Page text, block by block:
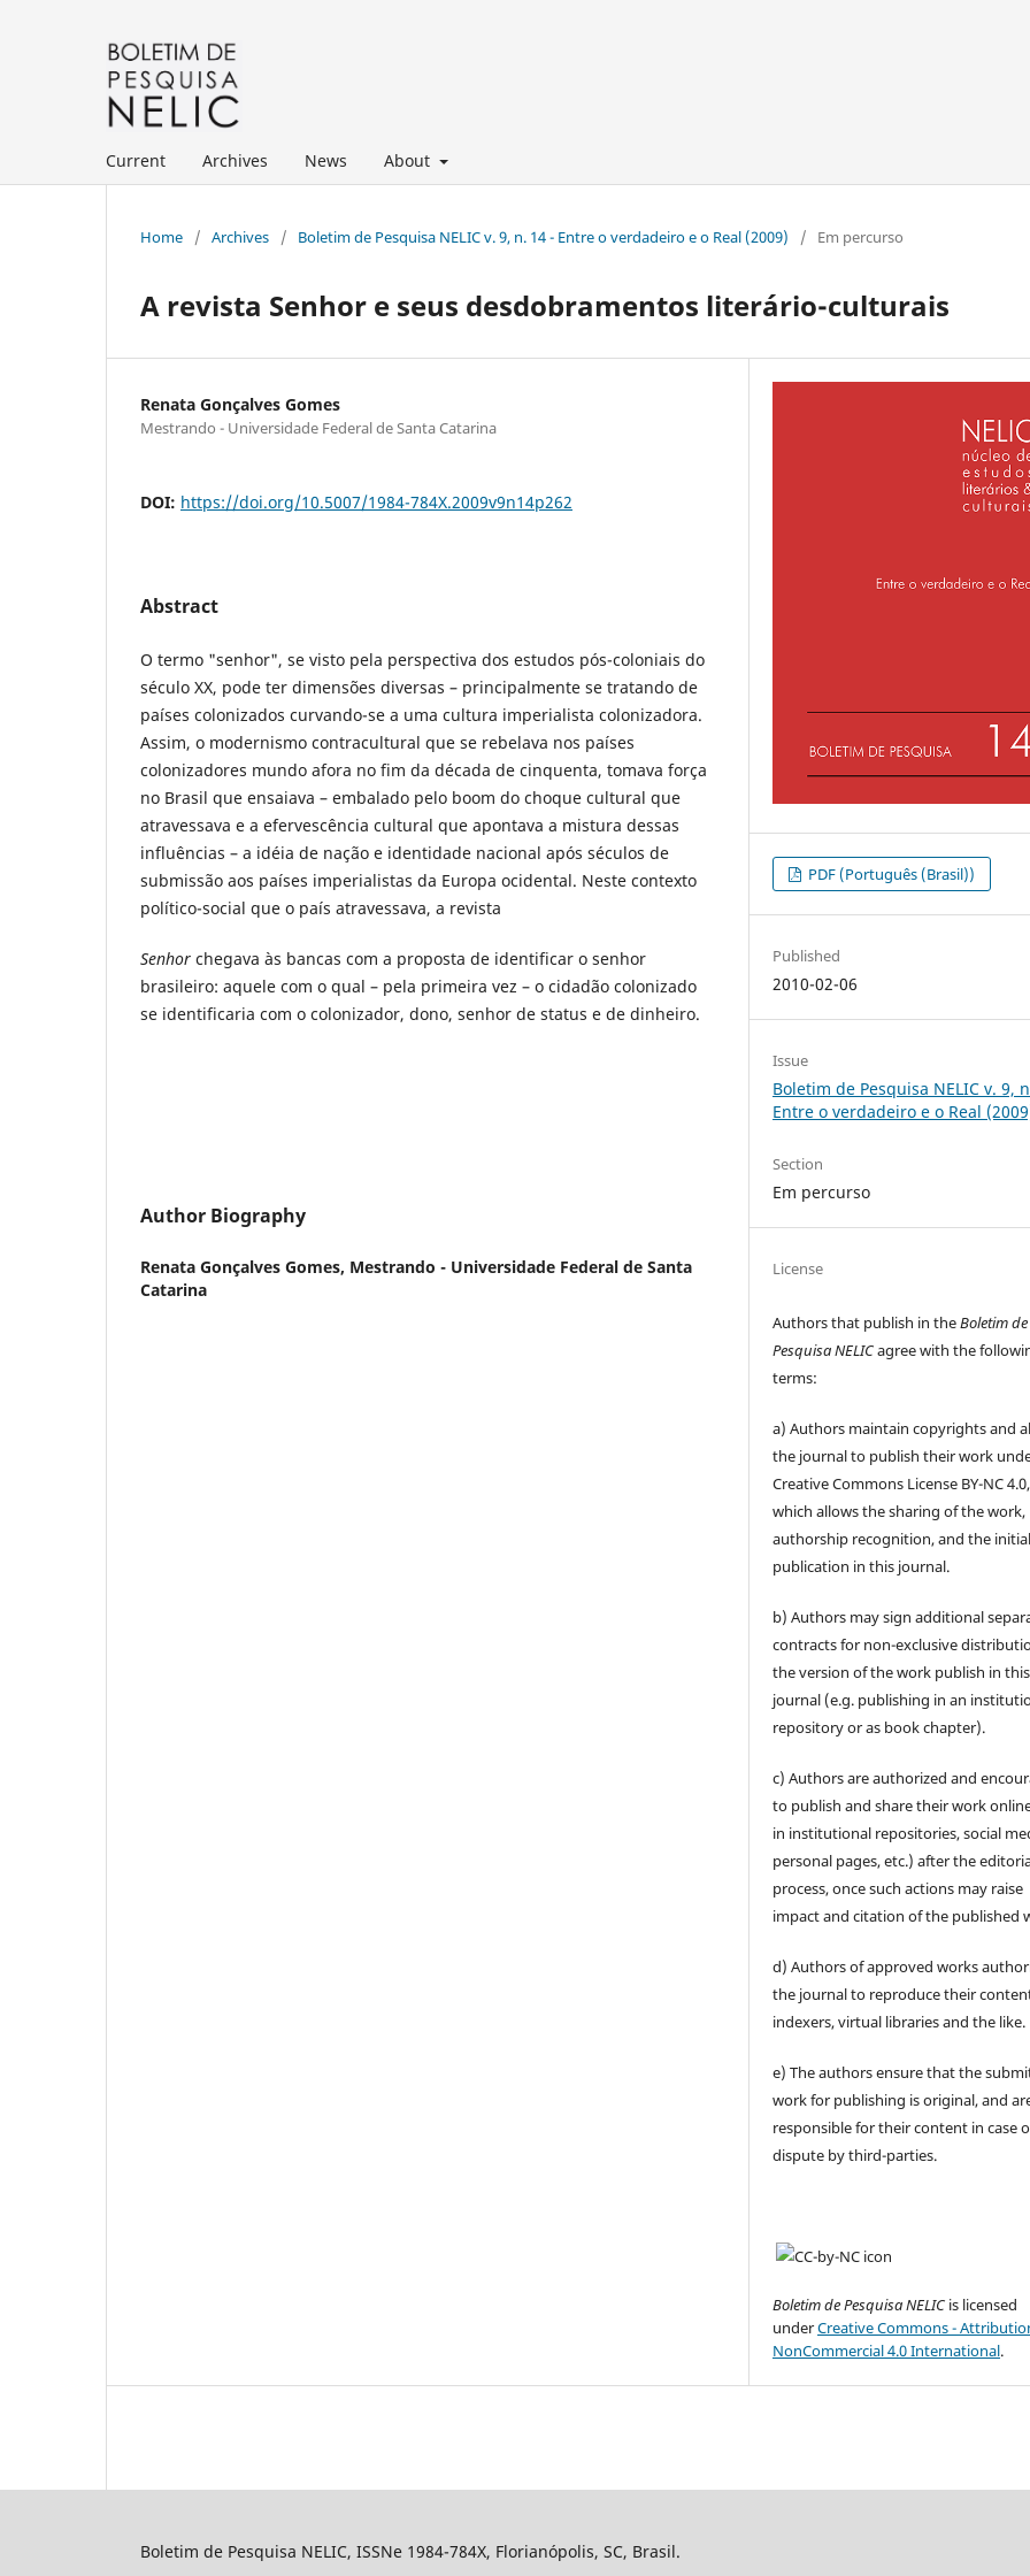
Current Archives News About
Home / Archives / Boletim de Pesquisa NELIC v. 9, n. 14 - Entre o verdadeiro e o Real (2009) / Em percurso
A revista Senhor e seus desdobramentos literário-culturais
Renata Gonçalves Gomes
Mestrando - Universidade Federal de Santa Catarina
DOI: https://doi.org/10.5007/1984-784X.2009v9n14p262
Abstract
O termo "senhor", se visto pela perspectiva dos estudos pós-coloniais do
século XX, pode ter dimensões diversas – principalmente se tratando de
países colonizados curvando-se a uma cultura imperialista colonizadora.
Assim, o modernismo contracultural que se rebelava nos países
colonizadores mundo afora no fim da década de cinquenta, tomava força
no Brasil que ensaiava – embalado pelo boom do choque cultural que
atravessava e a efervescência cultural que apontava a mistura dessas
influências – a idéia de nação e identidade nacional após séculos de
submissão aos países imperialistas da Europa ocidental. Neste contexto
político-social que o país atravessava, a revista
Senhor chegava às bancas com a proposta de identificar o senhor
brasileiro: aquele com o qual – pela primeira vez – o cidadão colonizado
se identificaria com o colonizador, dono, senhor de status e de dinheiro.
Author Biography
Renata Gonçalves Gomes, Mestrando - Universidade Federal de Santa
Catarina
PDF (Português (Brasil))
Published
2010-02-06
Issue
Boletim de Pesquisa NELIC v. 9,
Entre o verdadeiro e o Real
Section
Em percurso
License
Authors that publish in theBoletim de
Pesquisa NELICagree with the
terms:
a) Authors maintain copyrights and
the journal to publish their work
Creative Commons License BY-NC 4.0,
which allows the sharing of the work,
authorship recognition, and the initial
publication in this journal.
b) Authors may sign additional
contracts for non-exclusive
the version of the work publish in this
journal (e.g. publishing in an
repository or as book chapter).
c) Authors are authorized and
to publish and share their work
in institutional repositories, social
personal pages, etc.) after the
process, once such actions may raise
impact and citation of the published
d) Authors of approved works
the journal to reproduce their
indexers, virtual libraries and the like.
e) The authors ensure that the
work for publishing is original, and
responsible for their content in case
dispute by third-parties.
Boletim de Pesquisa NELIC is licensed
underCreative Commons -
NonCommercial 4.0 International.
Boletim de Pesquisa NELIC, ISSNe 1984-784X, Florianópolis, SC, Brasil.